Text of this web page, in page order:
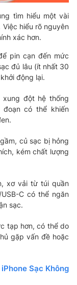
tìm hiểu một vài
hiểu rõ nguyên
xác hơn.
pin cạn đến mức
đủ lâu (ít nhất 30
động lại.
đột hệ thống
có thể khiến
củ sạc bị hỏng
kém chất lượng
xơ vải từ túi quần
C có thể ngăn
sạc.
tạp hơn, có thể do
gặp vấn đề hoặc
Sạc Không